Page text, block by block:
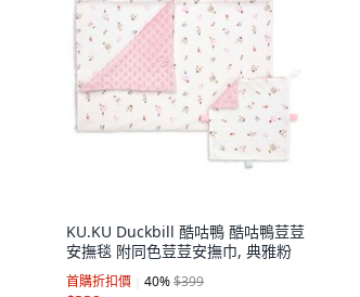
KU.KU Duckbill 酷咕鴨 酷咕鴨荳荳
安撫毯 附同色荳荳安撫巾, 典雅粉
首購折扣價 40%$399